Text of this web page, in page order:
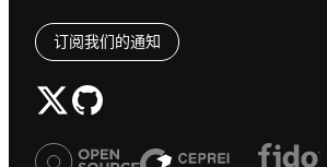
订阅我们的通知